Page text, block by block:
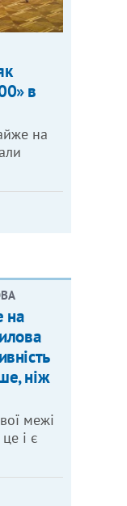
в
на
на
ніж
межі
і є